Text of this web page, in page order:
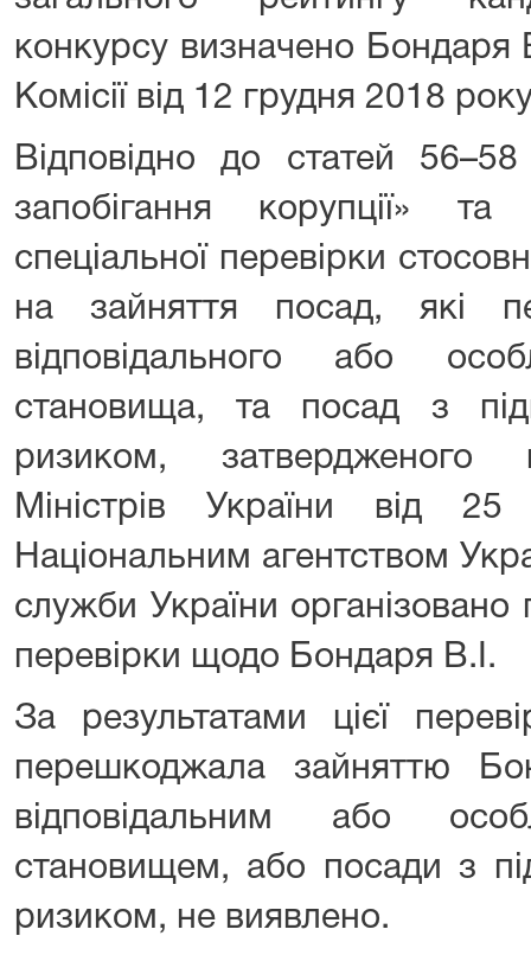
конкурсу визначено Бондаря
Комісії від 12 грудня 2018
Відповідно до статей
запобігання корупції»
спеціальної перевірки
на зайняття посад, які
відповідального або
становища, та посад з
ризиком, затвердженого
Міністрів України від
Національним агентством
служби України організовано
перевірки щодо Бондаря В.І.
За результатами цієї
перешкоджала зайняттю
відповідальним або
становищем, або посади з
ризиком, не виявлено.